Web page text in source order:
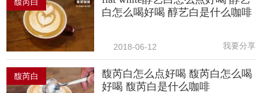
白怎么喝好喝 醇艺白是什么咖啡
2018-06-12 我要分享
馥芮白
馥芮白怎么点好喝 馥芮白怎么喝
好喝 馥芮白是什么咖啡